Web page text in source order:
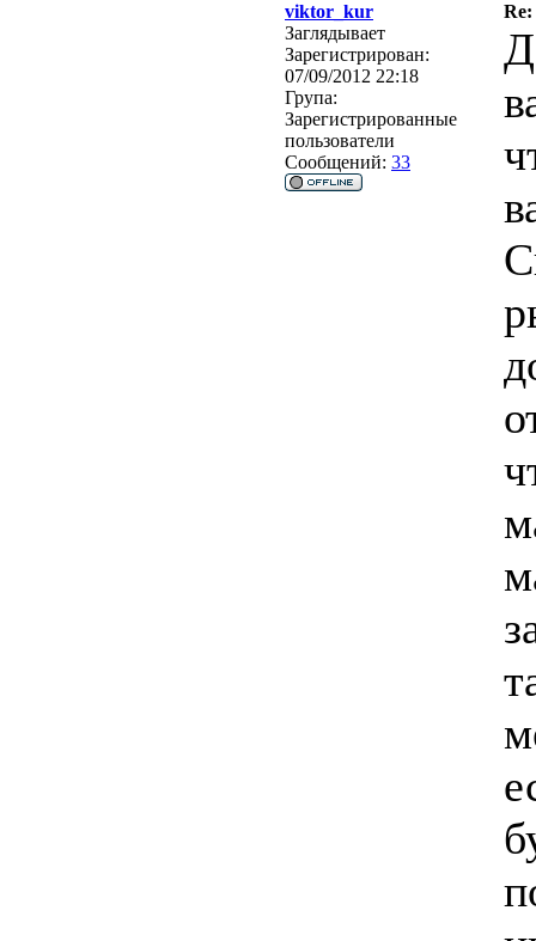
viktor_kur
Re:
Заглядывает
Зарегистрирован:
07/09/2012 22:18
Група:
Зарегистрированные
пользователи
Сообщений: 33